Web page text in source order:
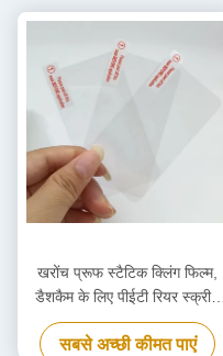
खरोंच प्रूफ स्टैटिक क्लिंग फिल्म,
डैशकैम के लिए पीईटी रियर स्क्रीन
फिल्म स्टैटिक इलेक्ट्रिसिटी स्टिकर
सबसे अच्छी कीमत पाएं